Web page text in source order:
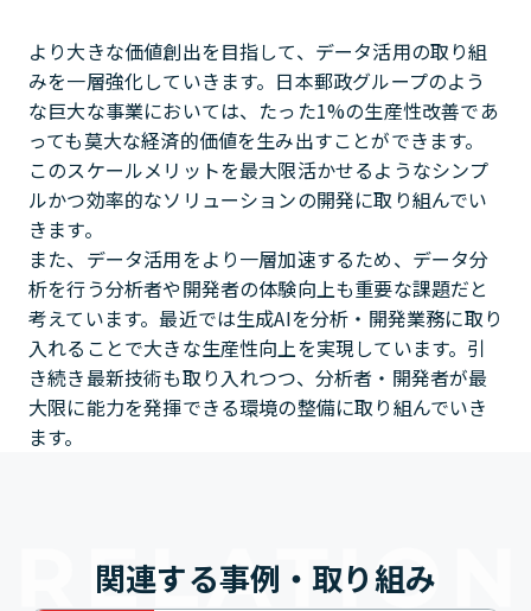
より大きな価値創出を目指して、データ活用の取り組
みを一層強化していきます。日本郵政グループのよう
な巨大な事業においては、たった1%の生産性改善であ
っても莫大な経済的価値を生み出すことができます。
このスケールメリットを最大限活かせるようなシンプ
ルかつ効率的なソリューションの開発に取り組んでい
きます。
また、データ活用をより一層加速するため、データ分
析を行う分析者や開発者の体験向上も重要な課題だと
考えています。最近では生成AIを分析・開発業務に取り
入れることで大きな生産性向上を実現しています。引
き続き最新技術も取り入れつつ、分析者・開発者が最
大限に能力を発揮できる環境の整備に取り組んでいき
ます。
関連する事例・取り組み